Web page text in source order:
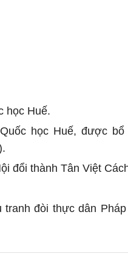
học Huế.
học Huế, được bổ
đổi thành Tân Việt
đòi thực dân